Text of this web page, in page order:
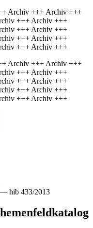
Archiv +++ Archiv +++
+++ Archiv +++
+++ Archiv +++
+++ Archiv +++
+++ Archiv +++
Archiv +++ Archiv +++
+++ Archiv +++
+++ Archiv +++
+++ Archiv +++
+++ Archiv +++
hib 433/2013